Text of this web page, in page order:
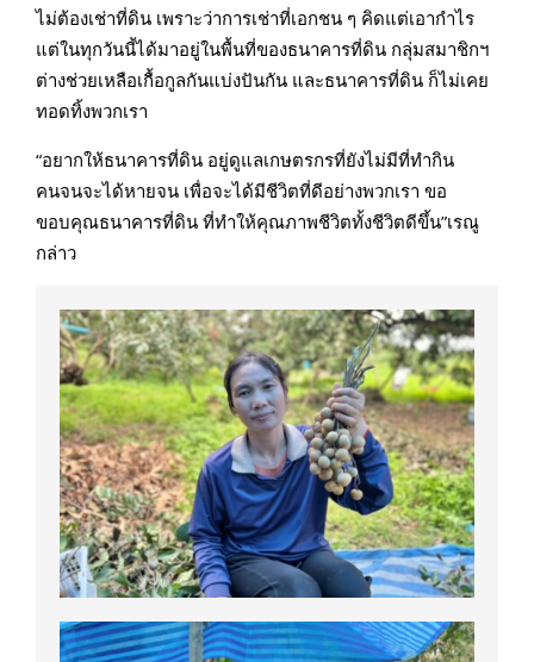
ไม่ต้องเช่าที่ดิน เพราะว่าการเช่าที่เอกชน ๆ คิดแต่เอากำไร
แต่ในทุกวันนี้ได้มาอยู่ในพื้นที่ของธนาคารที่ดิน กลุ่มสมาชิกฯ
ต่างช่วยเหลือเกื้อกูลกันแบ่งปันกัน และธนาคารที่ดิน ก็ไม่เคย
ทอดทิ้งพวกเรา
“อยากให้ธนาคารที่ดิน อยู่ดูแลเกษตรกรที่ยังไม่มีที่ทำกิน
คนจนจะได้หายจน เพื่อจะได้มีชีวิตที่ดีอย่างพวกเรา ขอ
ขอบคุณธนาคารที่ดิน ที่ทำให้คุณภาพชีวิตทั้งชีวิตดีขึ้น”เรณู
กล่าว